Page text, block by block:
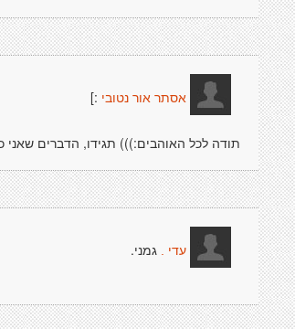
אסתר אור נטובי :]
תודה לכל האוהבים:))) תגידו, הדברים שאני
עדי . גמני.